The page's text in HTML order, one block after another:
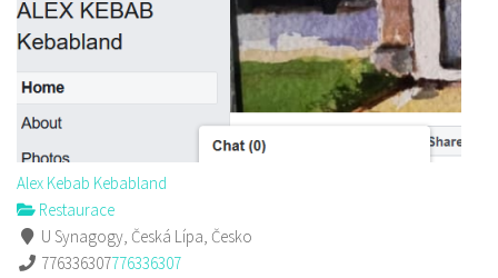
Alex Kebab Kebabland
Restaurace
U Synagogy, Česká Lípa, Česko
776336307776336307